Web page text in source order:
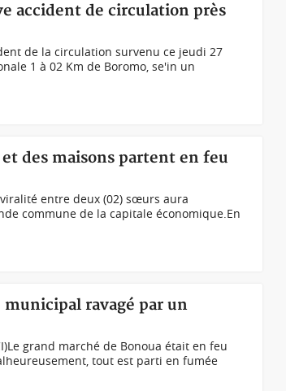
accident de circulation près
de la circulation survenu ce jeudi 27
1 à 02 Km de Boromo, se'in un
des maisons partent en feu
entre deux (02) sœurs aura
commune de la capitale économique.En
ravagé par un
grand marché de Bonoua était en feu
tout est parti en fumée